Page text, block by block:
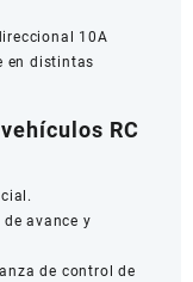
10A
en distintas
RC
avance y
de control de